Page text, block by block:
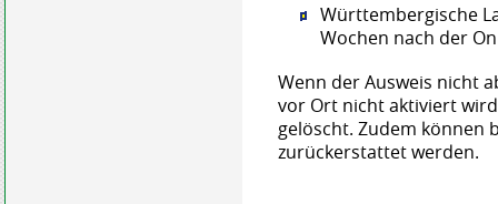
Württembergische
Wochen nach der
Wenn der Ausweis nicht
vor Ort nicht aktiviert
gelöscht. Zudem können
zurückerstattet werden.